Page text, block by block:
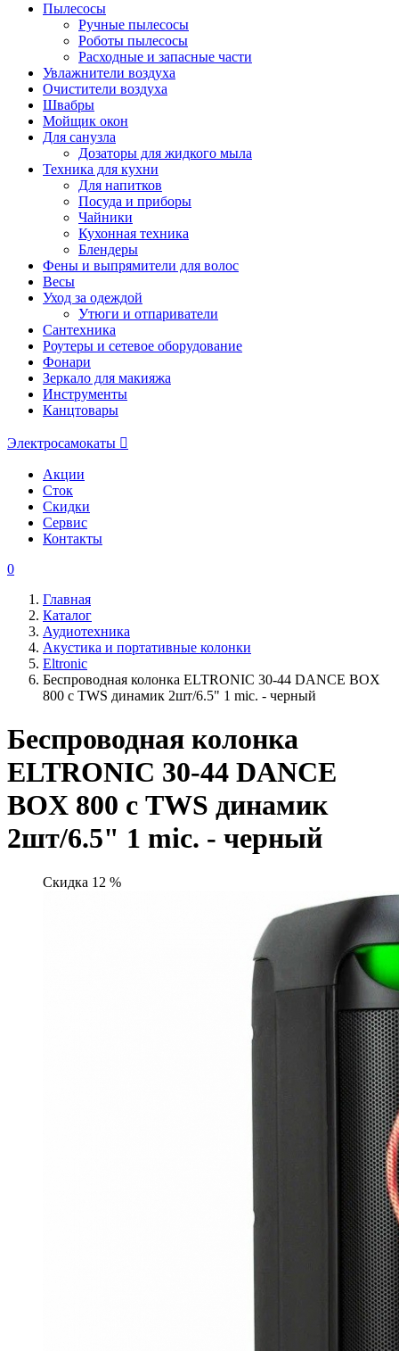
Пылесосы
Ручные пылесосы
Роботы пылесосы
Расходные и запасные части
Увлажнители воздуха
Очистители воздуха
Швабры
Мойщик окон
Для санузла
Дозаторы для жидкого мыла
Техника для кухни
Для напитков
Посуда и приборы
Чайники
Кухонная техника
Блендеры
Фены и выпрямители для волос
Весы
Уход за одеждой
Утюги и отпариватели
Сантехника
Роутеры и сетевое оборудование
Фонари
Зеркало для макияжа
Инструменты
Канцтовары
Электросамокаты
Акции
Сток
Скидки
Сервис
Контакты
0
Главная
Каталог
Аудиотехника
Акустика и портативные колонки
Eltronic
Беспроводная колонка ELTRONIC 30-44 DANCE BOX
800 с TWS динамик 2шт/6.5" 1 mic. - черный
Беспроводная колонка
ELTRONIC 30-44 DANCE
BOX 800 с TWS динамик
2шт/6.5" 1 mic. - черный
Скидка 12 %